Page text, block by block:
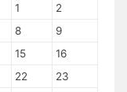
1
2
8
9
15
16
22
23